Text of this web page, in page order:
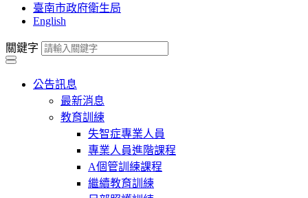
臺南市政府衛生局
English
關鍵字
公告訊息
最新消息
教育訓練
失智症專業人員
專業人員進階課程
A個管訓練課程
繼續教育訓練